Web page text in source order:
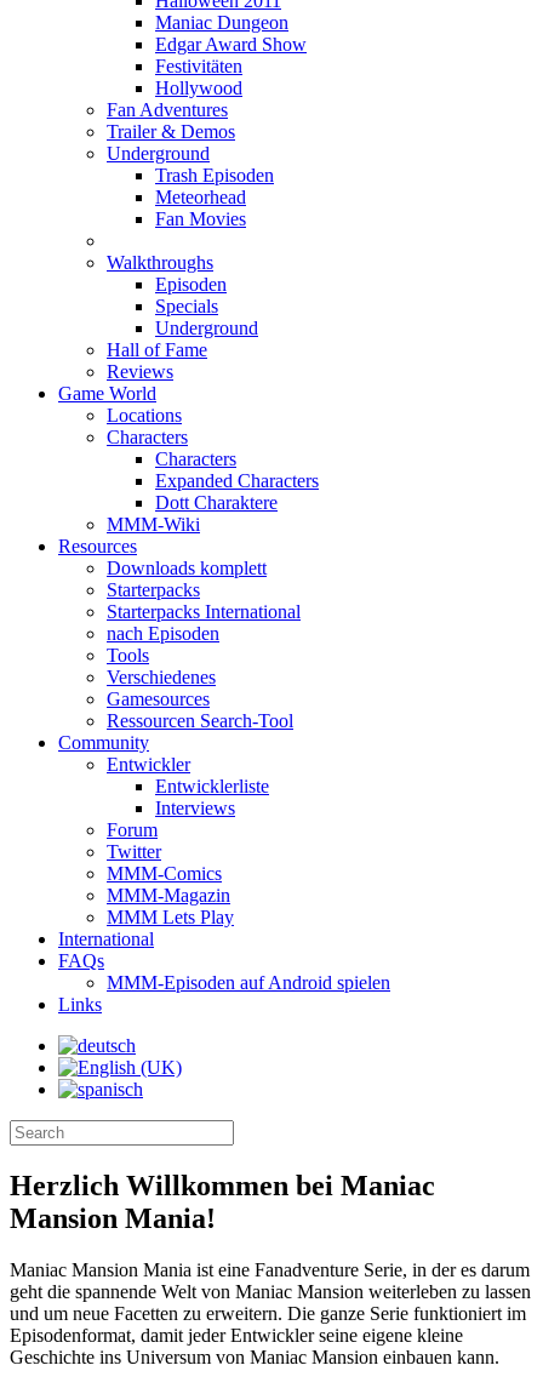
Maniac Dungeon
Edgar Award Show
Festivitäten
Hollywood
Fan Adventures
Trailer & Demos
Underground
Trash Episoden
Meteorhead
Fan Movies
Walkthroughs
Episoden
Specials
Underground
Hall of Fame
Reviews
Game World
Locations
Characters
Characters
Expanded Characters
Dott Charaktere
MMM-Wiki
Resources
Downloads komplett
Starterpacks
Starterpacks International
nach Episoden
Tools
Verschiedenes
Gamesources
Ressourcen Search-Tool
Community
Entwickler
Entwicklerliste
Interviews
Forum
Twitter
MMM-Comics
MMM-Magazin
MMM Lets Play
International
FAQs
MMM-Episoden auf Android spielen
Links
Herzlich Willkommen bei Maniac
Mansion Mania!
Maniac Mansion Mania ist eine Fanadventure Serie, in der es darum
geht die spannende Welt von Maniac Mansion weiterleben zu lassen
und um neue Facetten zu erweitern. Die ganze Serie funktioniert im
Episodenformat, damit jeder Entwickler seine eigene kleine
Geschichte ins Universum von Maniac Mansion einbauen kann.